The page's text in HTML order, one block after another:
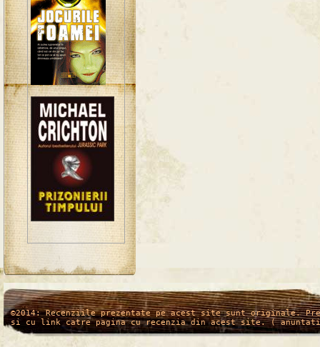
/* */
©2014: Recenziile prezentate pe acest site sunt originale.
si cu link catre pagina cu recenzia din acest site. (